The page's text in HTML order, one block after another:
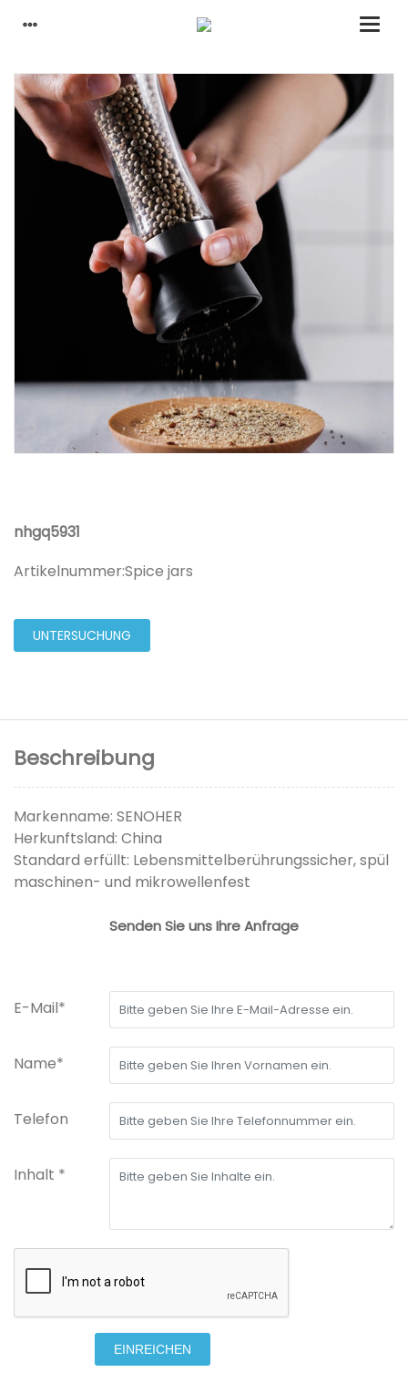
nhgq5931
Artikelnummer:Spice jars
UNTERSUCHUNG
Beschreibung
Markenname: SENOHER
Herkunftsland: China
Standard erfüllt: Lebensmittelberührungssicher, spül
maschinen- und mikrowellenfest
Senden Sie uns Ihre Anfrage
E-Mail*
Name*
Telefon
Inhalt *
EINREICHEN